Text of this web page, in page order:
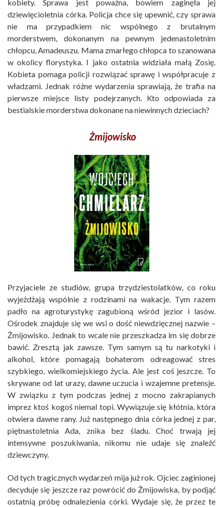
kobiety. Sprawa jest poważna, bowiem zaginęła jej
dziewięcioletnia córka. Policja chce się upewnić, czy sprawa
nie ma przypadkiem nic wspólnego z brutalnym
morderstwem, dokonanym na pewnym jedenastoletnim
chłopcu, Amadeuszu. Mama zmarłego chłopca to szanowana
w okolicy florystyka. I jako ostatnia widziała małą Zosię.
Kobieta pomaga policji rozwiązać sprawę i współpracuje z
władzami. Jednak różne wydarzenia sprawiają, że trafia na
pierwsze miejsce listy podejrzanych. Kto odpowiada za
bestialskie morderstwa dokonane na niewinnych dzieciach?
Żmijowisko
Przyjaciele ze studiów, grupa trzydziestolatków, co roku
wyjeżdżają wspólnie z rodzinami na wakacje. Tym razem
padło na agroturystykę zagubioną wśród jezior i lasów.
Ośrodek znajduje się we wsi o dość niewdzięcznej nazwie –
Żmijowisko. Jednak to wcale nie przeszkadza im się dobrze
bawić. Zresztą jak zawsze. Tym samym są tu narkotyki i
alkohol, które pomagają bohaterom odreagować stres
szybkiego, wielkomiejskiego życia. Ale jest coś jeszcze. To
skrywane od lat urazy, dawne uczucia i wzajemne pretensje.
W związku z tym podczas jednej z mocno zakrapianych
imprez ktoś kogoś niemal topi. Wywiązuje się kłótnia, która
otwiera dawne rany. Już następnego dnia córka jednej z par,
piętnastoletnia Ada, znika bez śladu. Choć trwają jej
intensywne poszukiwania, nikomu nie udaje się znaleźć
dziewczyny.
Od tych tragicznych wydarzeń mija już rok. Ojciec zaginionej
decyduje się jeszcze raz powrócić do Żmijowiska, by podjąć
ostatnią próbę odnalezienia córki. Wydaje się, że przez te